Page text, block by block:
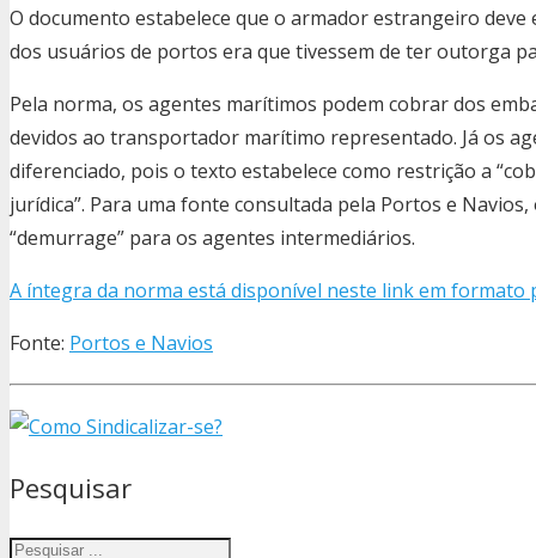
O documento estabelece que o armador estrangeiro
dos usuários de portos era que tivessem de ter outorga
Pela norma, os agentes marítimos podem cobrar dos
devidos ao transportador marítimo representado. Já os
diferenciado, pois o texto estabelece como restrição a
jurídica”. Para uma fonte consultada pela Portos e
“demurrage” para os agentes intermediários.
A íntegra da norma está disponível neste link em formato
Fonte: Portos e Navios
Pesquisar